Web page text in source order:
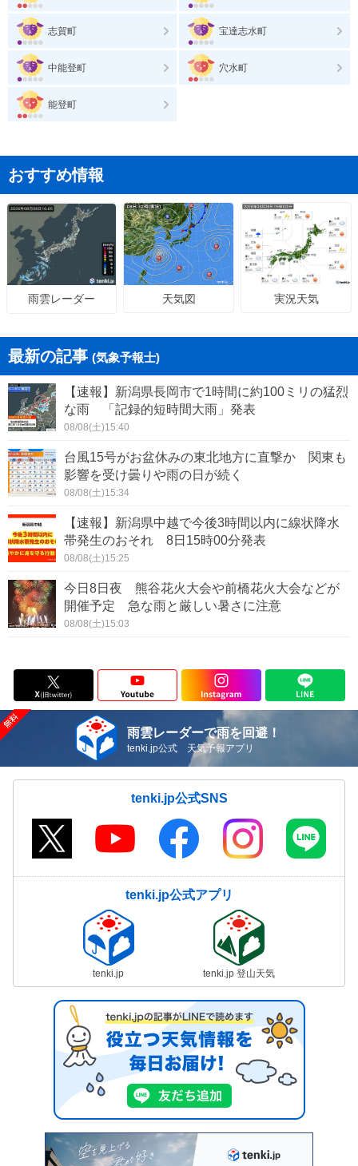
志賀町 宝達志水町
中能登町 穴水町
能登町
おすすめ情報
雨雲レーダー 天気図 実況天気
最新の記事 (気象予報士)
【速報】新潟県長岡市で1時間に約100ミリの猛烈
な雨 「記録的短時間大雨」発表
08/08(土)15:40
台風15号がお盆休みの東北地方に直撃か 関東も
影響を受け曇りや雨の日が続く
08/08(土)15:34
【速報】新潟県中越で今後3時間以内に線状降水
帯発生のおそれ 8日15時00分発表
08/08(土)15:25
今日8日夜 熊谷花火大会や前橋花火大会などが
開催予定 急な雨と厳しい暑さに注意
08/08(土)15:03
雨雲レーダーで雨を回避！
tenki.jp公式 天気予報アプリ
tenki.jp公式SNS
tenki.jp公式アプリ
tenki.jp tenki.jp 登山天気